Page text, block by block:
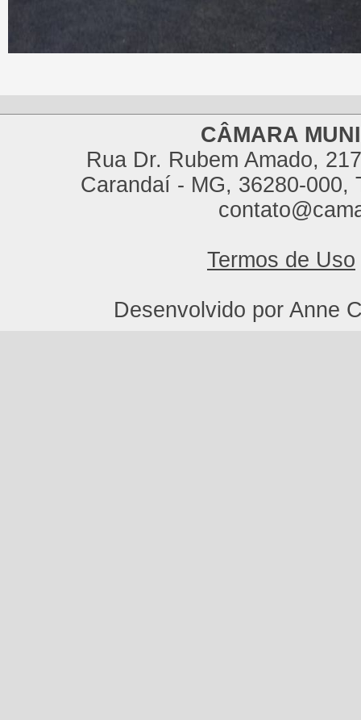
CÂMARA
Rua Dr. Rubem Amado,
Carandaí - MG, 36280-000,
Termos de Uso
Desenvolvido por Anne